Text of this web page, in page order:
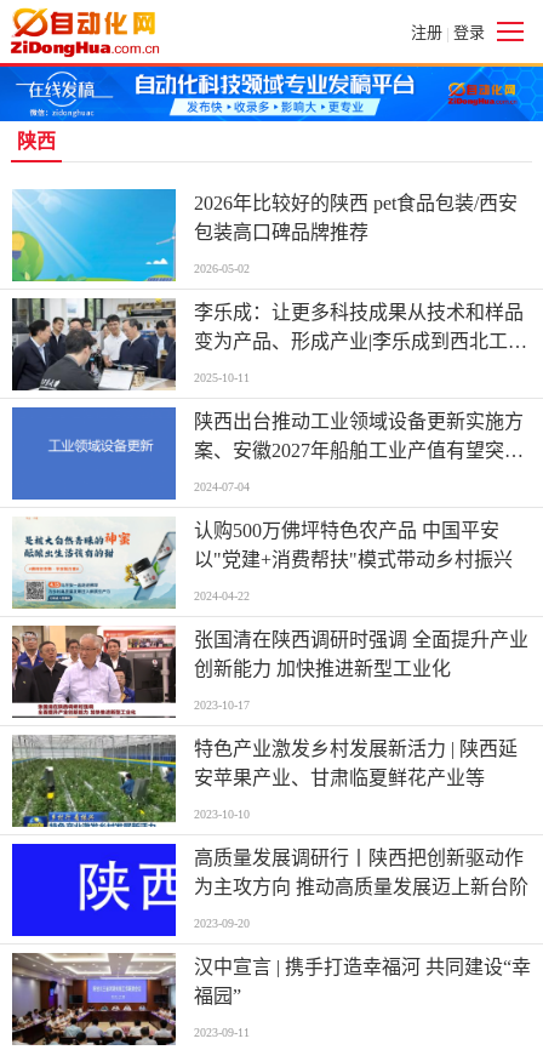
注册 | 登录
陕西
2026年比较好的陕西 pet食品包装/西安
包装高口碑品牌推荐
2026-05-02
李乐成：让更多科技成果从技术和样品
变为产品、形成产业|李乐成到西北工业
大学、陕西省通信管理局调研
2025-10-11
陕西出台推动工业领域设备更新实施方
案、安徽2027年船舶工业产值有望突破
500亿元......地方工信快报来了！
2024-07-04
认购500万佛坪特色农产品 中国平安
以"党建+消费帮扶"模式带动乡村振兴
2024-04-22
张国清在陕西调研时强调 全面提升产业
创新能力 加快推进新型工业化
2023-10-17
特色产业激发乡村发展新活力 | 陕西延
安苹果产业、甘肃临夏鲜花产业等
2023-10-10
高质量发展调研行丨陕西把创新驱动作
为主攻方向 推动高质量发展迈上新台阶
2023-09-20
汉中宣言 | 携手打造幸福河 共同建设“幸
福园”
2023-09-11